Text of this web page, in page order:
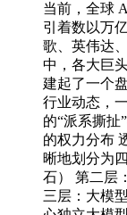
当前，全球
引着数以万
歌、英伟达
中，各大巨
建起了一个
行业动态，
的“派系撕扯
的权力分布
晰地划分为
石） 第二层
三层：大模